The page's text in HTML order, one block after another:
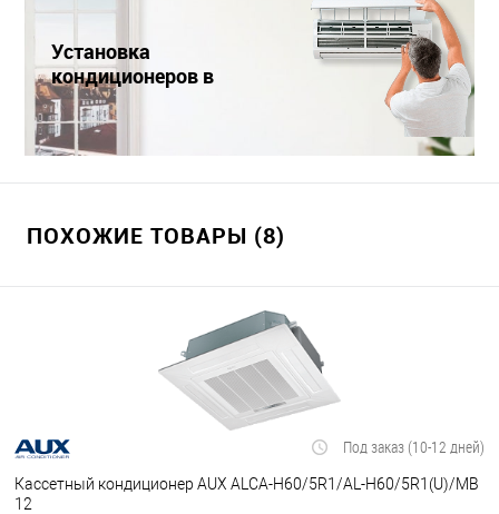
Установка
кондиционеров в
Краснодаре
ПОХОЖИЕ ТОВАРЫ (8)
Под заказ (10-12 дней)
Кассетный кондиционер AUX ALCA-H60/5R1/AL-H60/5R1(U)/MB
12